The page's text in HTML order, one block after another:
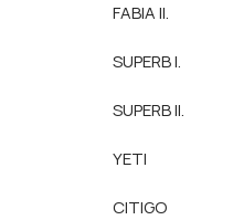
FABIA II.
SUPERB I.
SUPERB II.
YETI
CITIGO